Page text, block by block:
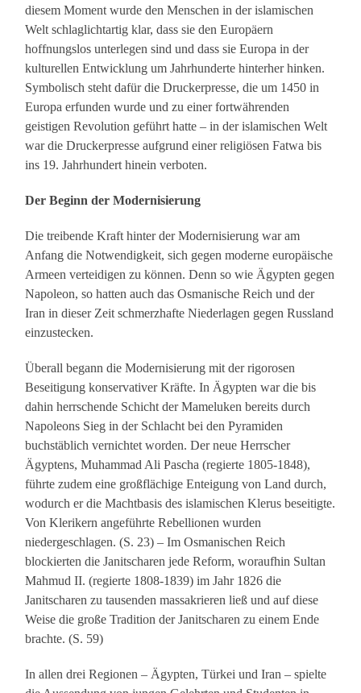
diesem Moment wurde den Menschen in der islamischen
Welt schlaglichtartig klar, dass sie den Europäern
hoffnungslos unterlegen sind und dass sie Europa in der
kulturellen Entwicklung um Jahrhunderte hinterher hinken.
Symbolisch steht dafür die Druckerpresse, die um 1450 in
Europa erfunden wurde und zu einer fortwährenden
geistigen Revolution geführt hatte – in der islamischen Welt
war die Druckerpresse aufgrund einer religiösen Fatwa bis
ins 19. Jahrhundert hinein verboten.
Der Beginn der Modernisierung
Die treibende Kraft hinter der Modernisierung war am
Anfang die Notwendigkeit, sich gegen moderne europäische
Armeen verteidigen zu können. Denn so wie Ägypten gegen
Napoleon, so hatten auch das Osmanische Reich und der
Iran in dieser Zeit schmerzhafte Niederlagen gegen Russland
einzustecken.
Überall begann die Modernisierung mit der rigorosen
Beseitigung konservativer Kräfte. In Ägypten war die bis
dahin herrschende Schicht der Mameluken bereits durch
Napoleons Sieg in der Schlacht bei den Pyramiden
buchstäblich vernichtet worden. Der neue Herrscher
Ägyptens, Muhammad Ali Pascha (regierte 1805-1848),
führte zudem eine großflächige Enteigung von Land durch,
wodurch er die Machtbasis des islamischen Klerus beseitigte.
Von Klerikern angeführte Rebellionen wurden
niedergeschlagen. (S. 23) – Im Osmanischen Reich
blockierten die Janitscharen jede Reform, woraufhin Sultan
Mahmud II. (regierte 1808-1839) im Jahr 1826 die
Janitscharen zu tausenden massakrieren ließ und auf diese
Weise die große Tradition der Janitscharen zu einem Ende
brachte. (S. 59)
In allen drei Regionen – Ägypten, Türkei und Iran – spielte